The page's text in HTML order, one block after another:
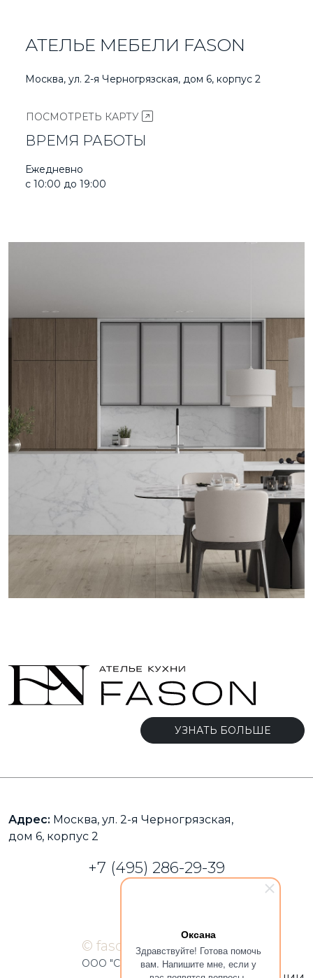
Оксана
Здравствуйте! Готова помочь
вам. Напишите мне, если у
АТЕЛЬЕ МЕБЕЛИ FASON
Москва, ул. 2-я Черногрязская, дом 6, корпус 2
ПОСМОТРЕТЬ КАРТУ
ВРЕМЯ РАБОТЫ
Ежедневно
с 10:00 до 19:00
УЗНАТЬ БОЛЬШЕ
Адрес: Москва, ул. 2-я Черногрязская,
дом 6, корпус 2
+7 (495) 286-29-39
© fason-kuhni.ru 2026
ООО "Смарт Интерьер"